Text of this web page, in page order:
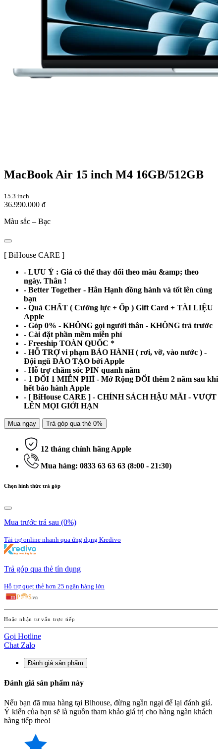
MacBook Air 15 inch M4 16GB/512GB
15.3 inch
36.990.000 đ
Màu sắc – Bạc
[ BiHouse CARE ]
- LƯU Ý : Giá có thể thay đổi theo màu &amp; theo
ngày. Thân !
- Better Together - Hân Hạnh đồng hành và tốt lên cùng
bạn
- Quà CHẤT ( Cường lực + Ốp ) Gift Card + TÀI LIỆU
Apple
- Góp 0% - KHÔNG gọi người thân - KHÔNG trả trước
- Cài đặt phần mềm miễn phí
- Freeship TOÀN QUỐC *
- HỖ TRỢ vi phạm BẢO HÀNH ( rơi, vỡ, vào nước ) -
Đội ngũ ĐÀO TẠO bởi Apple
- Hỗ trợ chăm sóc PIN quanh năm
- 1 ĐỔI 1 MIỄN PHÍ - Mở Rộng ĐỔI thêm 2 năm sau khi
hết bảo hành Apple
- [ BiHouse CARE ] - CHÍNH SÁCH HẬU MÃI - VƯỢT
LÊN MỌI GIỚI HẠN
Mua ngay Trả góp qua thẻ 0%
12 tháng chính hãng Apple
Mua hàng: 0833 63 63 63 (8:00 - 21:30)
Chọn hình thức trả góp
Mua trước trả sau (0%)
Tài trợ online nhanh qua ứng dụng Kredivo
Trả góp qua thẻ tín dụng
Hỗ trợ quẹt thẻ hơn 25 ngân hàng lớn
Hoặc nhận tư vấn trực tiếp
Gọi Hotline
Chat Zalo
Đánh giá sản phẩm
Đánh giá sản phẩm này
Nếu bạn đã mua hàng tại Bihouse, đừng ngần ngại để lại đánh giá.
Ý kiến của bạn sẽ là nguồn tham khảo giá trị cho hàng ngàn khách
hàng tiếp theo!